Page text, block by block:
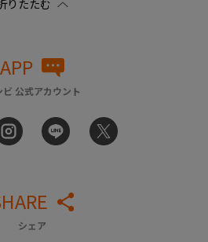
APP
ビ 公式アカウント
シェア